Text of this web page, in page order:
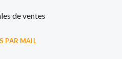
de ventes
PAR MAIL